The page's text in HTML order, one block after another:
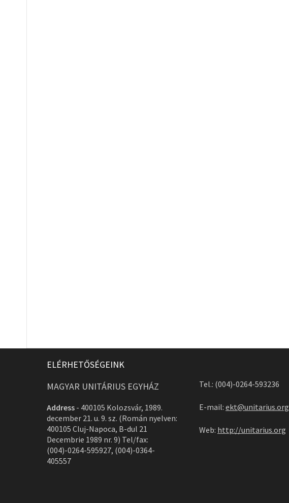
ELÉRHETŐSÉGEINK
MAGYAR UNITÁRIUS EGYHÁZ
Address - 400105 Kolozsvár, 1989.
december 21. u. 9. sz. (Román nyelven:
400105 Cluj-Napoca, B-dul 21
Decembrie 1989 nr. 9) Tel/fax:
(004)-0264-595927, (004)-0364-
405557
Tel.: (004)-0264-593236
E-mail: ekt@unitarius.org
Web: http://unitarius.org